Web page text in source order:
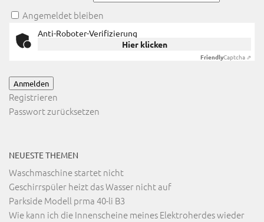
Angemeldet bleiben
Anti-Roboter-Verifizierung
Hier klicken
FriendlyCaptcha ⇗
Anmelden
Registrieren
Passwort zurücksetzen
NEUESTE THEMEN
Waschmaschine startet nicht
Geschirrspüler heizt das Wasser nicht auf
Parkside Modell prma 40-li B3
Wie kann ich die Innenscheine meines Elektroherdes wieder